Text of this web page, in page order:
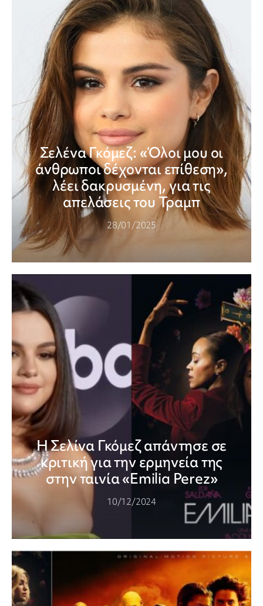
Σελένα Γκόμεζ: «Όλοι μου οι
άνθρωποι δέχονται επίθεση»,
λέει δακρυσμένη, για τις
απελάσεις του Τραμπ
28/01/2025
Η Σελίνα Γκόμεζ απάντησε σε
κριτική για την ερμηνεία της
στην ταινία «Emilia Perez»
10/12/2024